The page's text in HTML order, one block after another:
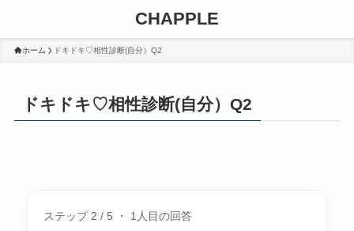
CHAPPLE
ホーム ドキドキ♡相性診断(自分）Q2
ドキドキ♡相性診断(自分）Q2
ステップ 2 / 5 ・ 1人目の回答